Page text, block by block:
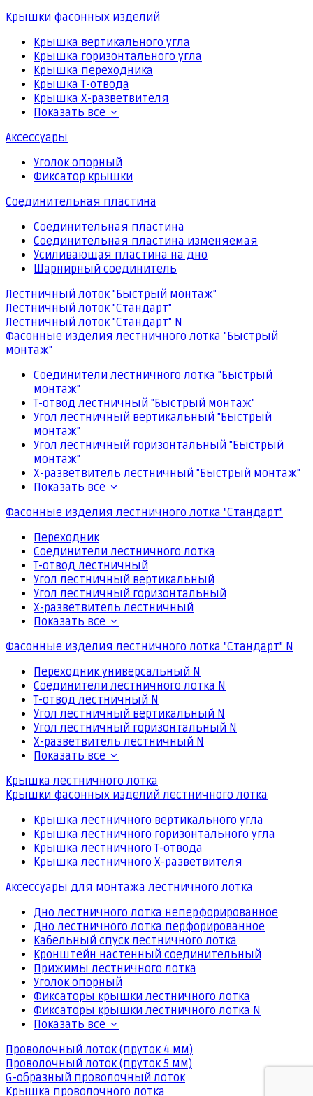
Крышки фасонных изделий
Крышка вертикального угла
Крышка горизонтального угла
Крышка переходника
Крышка Т-отвода
Крышка Х-разветвителя
Показать все
Аксессуары
Уголок опорный
Фиксатор крышки
Соединительная пластина
Соединительная пластина
Соединительная пластина изменяемая
Усиливающая пластина на дно
Шарнирный соединитель
Лестничный лоток "Быстрый монтаж"
Лестничный лоток "Стандарт"
Лестничный лоток "Стандарт" N
Фасонные изделия лестничного лотка "Быстрый
монтаж"
Соединители лестничного лотка "Быстрый
монтаж"
Т-отвод лестничный "Быстрый монтаж"
Угол лестничный вертикальный "Быстрый
монтаж"
Угол лестничный горизонтальный "Быстрый
монтаж"
Х-разветвитель лестничный "Быстрый монтаж"
Показать все
Фасонные изделия лестничного лотка "Стандарт"
Переходник
Соединители лестничного лотка
Т-отвод лестничный
Угол лестничный вертикальный
Угол лестничный горизонтальный
Х-разветвитель лестничный
Показать все
Фасонные изделия лестничного лотка "Стандарт" N
Переходник универсальный N
Соединители лестничного лотка N
Т-отвод лестничный N
Угол лестничный вертикальный N
Угол лестничный горизонтальный N
Х-разветвитель лестничный N
Показать все
Крышка лестничного лотка
Крышки фасонных изделий лестничного лотка
Крышка лестничного вертикального угла
Крышка лестничного горизонтального угла
Крышка лестничного Т-отвода
Крышка лестничного Х-разветвителя
Аксессуары для монтажа лестничного лотка
Дно лестничного лотка неперфорированное
Дно лестничного лотка перфорированное
Кабельный спуск лестничного лотка
Кронштейн настенный соединительный
Прижимы лестничного лотка
Уголок опорный
Фиксаторы крышки лестничного лотка
Фиксаторы крышки лестничного лотка N
Показать все
Проволочный лоток (пруток 4 мм)
Проволочный лоток (пруток 5 мм)
G-образный проволочный лоток
Крышка проволочного лотка